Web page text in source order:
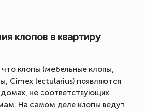
клопов в квартиру
клопы (мебельные клопы,
Cimex lectularius) появляются
домах, не соответствующих
На самом деле клопы ведут